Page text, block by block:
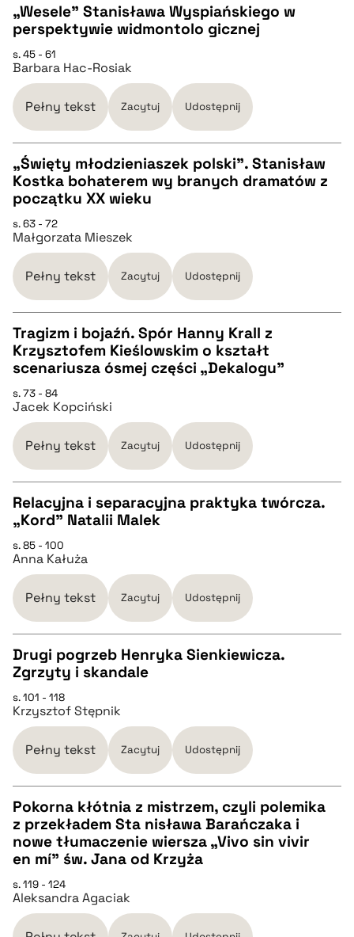
pobierz cytat
CZYSTY TEKST
pobierz cytat
BIBTEX
pobierz cytat
„Wesele” Stanisława Wyspiańskiego w
perspektywie widmontolo gicznej
s. 45 - 61
Barbara Hac-Rosiak
Pełny tekst Zacytuj Udostępnij
CZYSTY TEKST
pobierz cytat
BIBTEX
pobierz cytat
„Święty młodzieniaszek polski”. Stanisław
Kostka bohaterem wy branych dramatów z
początku XX wieku
s. 63 - 72
Małgorzata Mieszek
Pełny tekst Zacytuj Udostępnij
CZYSTY TEKST
pobierz cytat
BIBTEX
pobierz cytat
Tragizm i bojaźń. Spór Hanny Krall z
Krzysztofem Kieślowskim o kształt
scenariusza ósmej części „Dekalogu”
s. 73 - 84
Jacek Kopciński
Pełny tekst Zacytuj Udostępnij
pobierz cytat
BIBTEX
pobierz cytat
Relacyjna i separacyjna praktyka twórcza.
„Kord” Natalii Malek
s. 85 - 100
Anna Kałuża
Pełny tekst Zacytuj Udostępnij
CZYSTY TEKST
pobierz cytat
BIBTEX
pobierz cytat
Drugi pogrzeb Henryka Sienkiewicza.
Zgrzyty i skandale
s. 101 - 118
Krzysztof Stępnik
Pełny tekst Zacytuj Udostępnij
CZYSTY TEKST
pobierz cytat
BIBTEX
Pokorna kłótnia z mistrzem, czyli polemika
z przekładem Sta nisława Barańczaka i
nowe tłumaczenie wiersza „Vivo sin vivir
en mí” św. Jana od Krzyża
s. 119 - 124
Aleksandra Agaciak